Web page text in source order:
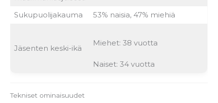
Sukupuolijakauma 53% naisia, 47% miehiä
Jäsenten keski-ikä
Miehet: 38 vuotta
Naiset: 34 vuotta
Tekniset ominaisuudet